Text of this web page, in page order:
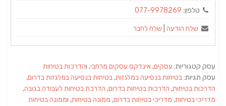
טלפון: 077-9978269
שלח הודעה שלח לחבר
עסק קטגוריות: עסקים, אינדקס עסקים מרחבי, והדרכות בטיחות
עסק תגיות:בטיחות בנסיעה במלגזות, בטיחות בנסיעה במלגזות בדרום,
הדרכות בטיחות, הדרכות בטיחות בדרום, הדרכת בטיחות לעבודה בגובה,
מדריכי בטיחות, מדריכי בטיחות בדרום, ממונה בטיחות, וממונה בטיחות